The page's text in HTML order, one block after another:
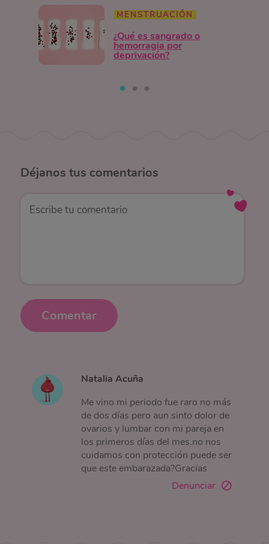
MENSTRUACIÓN
¿Qué es sangrado o
hemorragia por
deprivación?
Déjanos tus comentarios
Comentar
Natalia Acuña
Me vino mi periodo fue raro no más
de dos días pero aun sinto dolor de
ovarios y lumbar con mi pareja en
los primeros días del mes.no nos
cuidamos con protección puede ser
que este embarazada?Gracias
Denunciar